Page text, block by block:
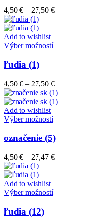
variantov.
vybrať
na
4,50 € – 27,50 €Price
Add to wishlist
Výber možnostíTento
variantov.
Možnosti
si
môžete
vybrať
na
stránke
produktu.
ľudia (1)
4,50 € – 27,50 €Price
range:
4,50 €
Add to wishlist
Výber možnostíTento
má
viacero
variantov.
vybrať
na
označenie (5)
4,50 € – 27,47 €Price
Add to wishlist
Výber možnostíTento
ľudia (12)